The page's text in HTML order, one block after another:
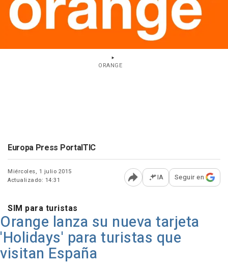
ORANGE
Europa Press PortalTIC
Miércoles, 1 julio 2015
Actualizado: 14:31
Abrir opciones para
IA Seguir en
SIM para turistas
Orange lanza su nueva tarjeta
'Holidays' para turistas que
visitan España